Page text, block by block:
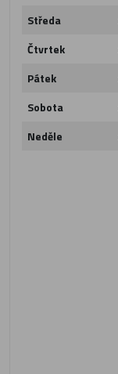
Středa
Čtvrtek
Pátek
Sobota
Neděle